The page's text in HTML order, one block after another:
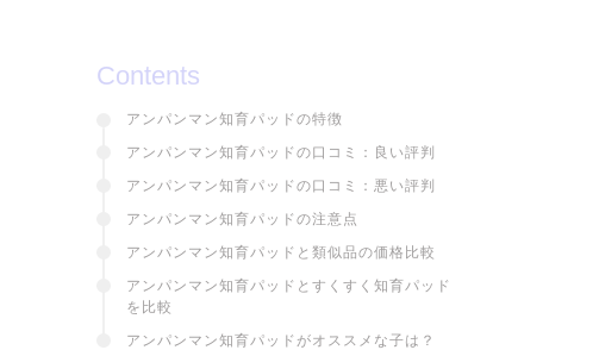
Contents
アンパンマン知育パッドの特徴
アンパンマン知育パッドの口コミ：良い評判
アンパンマン知育パッドの口コミ：悪い評判
アンパンマン知育パッドの注意点
アンパンマン知育パッドと類似品の価格比較
アンパンマン知育パッドとすくすく知育パッド
を比較
アンパンマン知育パッドがオススメな子は？